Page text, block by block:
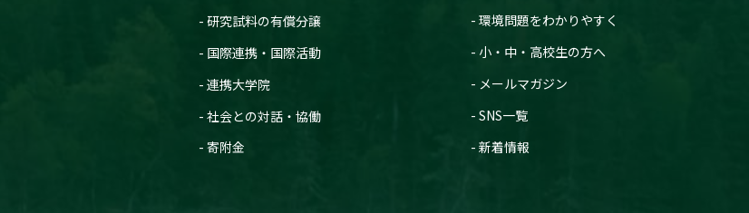
研究試料の有償分譲
国際連携・国際活動
連携大学院
社会との対話・協働
寄附金
環境問題をわかりやすく
小・中・高校生の方へ
メールマガジン
SNS一覧
新着情報